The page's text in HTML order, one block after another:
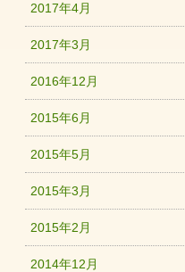
2017年4月
2017年3月
2016年12月
2015年6月
2015年5月
2015年3月
2015年2月
2014年12月